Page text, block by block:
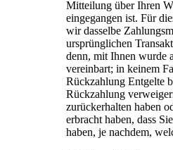
Mitteilung über Ihren
eingegangen ist. Für
wir dasselbe
ursprünglichen
denn, mit Ihnen wurde
vereinbart; in keinem
Rückzahlung Entgelte
Rückzahlung
zurückerhalten haben
erbracht haben, dass
haben, je nachdem,